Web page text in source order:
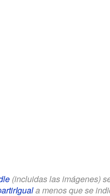
(incluidas las imágenes)
a menos que se